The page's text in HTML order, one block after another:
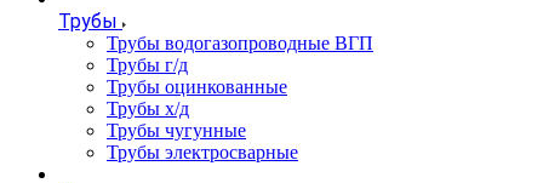
Трубы
Трубы водогазопроводные ВГП
Трубы г/д
Трубы оцинкованные
Трубы х/д
Трубы чугунные
Трубы электросварные